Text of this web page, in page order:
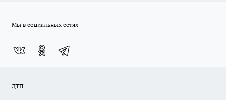
Мы в социальных сетях
ДТП